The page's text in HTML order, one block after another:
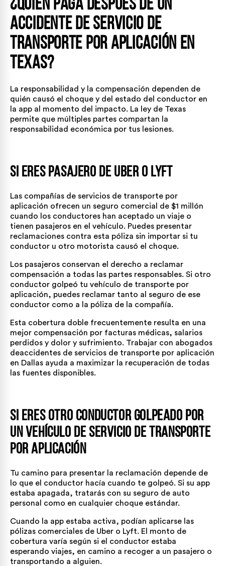
¿Quién paga después de un
accidente de servicio de
transporte por aplicación en
Texas?
La responsabilidad y la compensación dependen de
quién causó el choque y del estado del conductor en
la app al momento del impacto. La ley de Texas
permite que múltiples partes compartan la
responsabilidad económica por tus lesiones.
Si eres pasajero de Uber o Lyft
Las compañías de servicios de transporte por
aplicación ofrecen un seguro comercial de $1 millón
cuando los conductores han aceptado un viaje o
tienen pasajeros en el vehículo. Puedes presentar
reclamaciones contra esta póliza sin importar si tu
conductor u otro motorista causó el choque.
Los pasajeros conservan el derecho a reclamar
compensación a todas las partes responsables. Si otro
conductor golpeó tu vehículo de transporte por
aplicación, puedes reclamar tanto al seguro de ese
conductor como a la póliza de la compañía.
Esta cobertura doble frecuentemente resulta en una
mejor compensación por facturas médicas, salarios
perdidos y dolor y sufrimiento. Trabajar con abogados
deaccidentes de servicios de transporte por aplicación
en Dallas ayuda a maximizar la recuperación de todas
las fuentes disponibles.
Si eres otro conductor golpeado por
un vehículo de servicio de transporte
por aplicación
Tu camino para presentar la reclamación depende de
lo que el conductor hacía cuando te golpeó. Si su app
estaba apagada, tratarás con su seguro de auto
personal como en cualquier choque estándar.
Cuando la app estaba activa, podían aplicarse las
pólizas comerciales de Uber o Lyft. El monto de
cobertura varía según si el conductor estaba
esperando viajes, en camino a recoger a un pasajero o
transportando a alguien.